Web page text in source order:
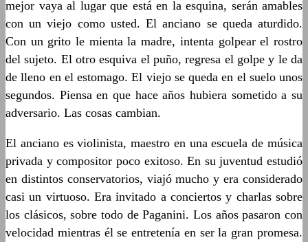
mejor vaya al lugar que está en la esquina, serán amables
con un viejo como usted. El anciano se queda aturdido.
Con un grito le mienta la madre, intenta golpear el rostro
del sujeto. El otro esquiva el puño, regresa el golpe y le da
de lleno en el estomago. El viejo se queda en el suelo unos
segundos. Piensa en que hace años hubiera sometido a su
adversario. Las cosas cambian.
El anciano es violinista, maestro en una escuela de música
privada y compositor poco exitoso. En su juventud estudió
en distintos conservatorios, viajó mucho y era considerado
casi un virtuoso. Era invitado a conciertos y charlas sobre
los clásicos, sobre todo de Paganini. Los años pasaron con
velocidad mientras él se entretenía en ser la gran promesa.